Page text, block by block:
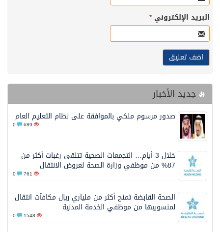
البريد الإلكتروني*
جديد الأخبار
صدور مرسوم ملكي بالموافقة على نظام التعليم العام
689
خلال 3 أيام… التجمعات الصحية تتلقى رغبات أكثر من
87% من موظفي وزارة الصحة لعروض الانتقال
761
الصحة القابضة تمنح أكثر من ملياري ريال مكافآت انتقال
لمنسوبيها من موظفي الخدمة المدنية
1548